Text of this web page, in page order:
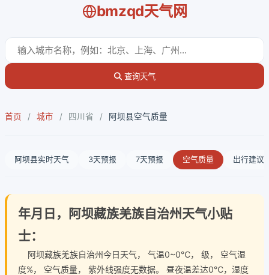
bmzqd天气网
查询天气
首页 / 城市 / 四川省 / 阿坝县空气质量
阿坝县实时天气 3天预报 7天预报 空气质量 出行建议
年月日，阿坝藏族羌族自治州天气小贴
士：
阿坝藏族羌族自治州今日天气， 气温0~0℃， 级， 空气湿
度%， 空气质量， 紫外线强度无数据。 昼夜温差达0℃，湿度